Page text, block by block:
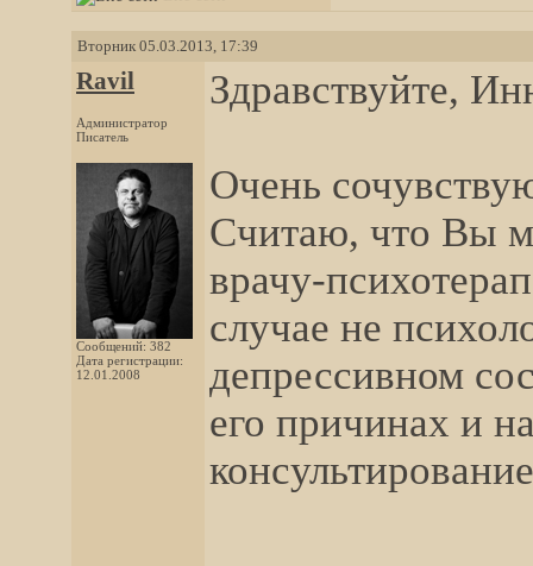
Вторник 05.03.2013, 17:39
Ravil
Администратор
Писатель
Сообщений: 382
Дата регистрации:
12.01.2008
Здравствуйте,
Очень
Считаю, что Вы
врачу-
случае не
депрессивном
его причинах и